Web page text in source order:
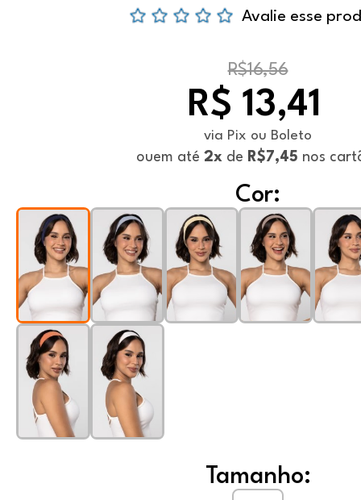
Avalie esse
R$16,56
R$ 13,41
via Pix ou Boleto
ouem até 2xde R$7,45 nos
Cor:
Tamanho: